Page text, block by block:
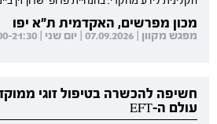
מכון מפרשים, האקדמית ת"א יפו
מפגש מקוון | 07.09.2026 | יום שני | 20:00-21:30
חשיפה להכשרה בטיפול זוגי
עולם ה-EFT